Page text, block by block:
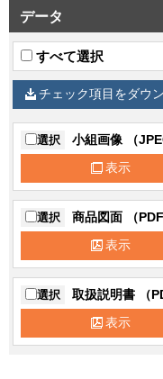
データ
すべて選択
チェック項目をダウ
選択 小組画像 （
表示
選択 商品図面 （PDF
表示
選択 取扱説明書 （
表示